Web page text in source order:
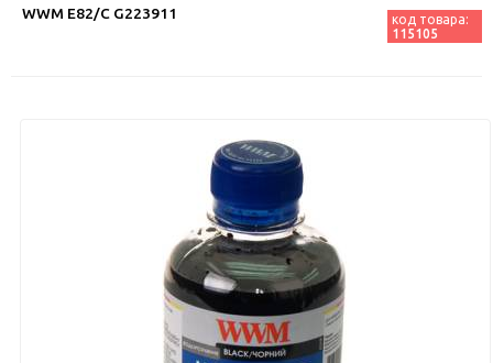
WWM E82/C G223911
код товара:
115105